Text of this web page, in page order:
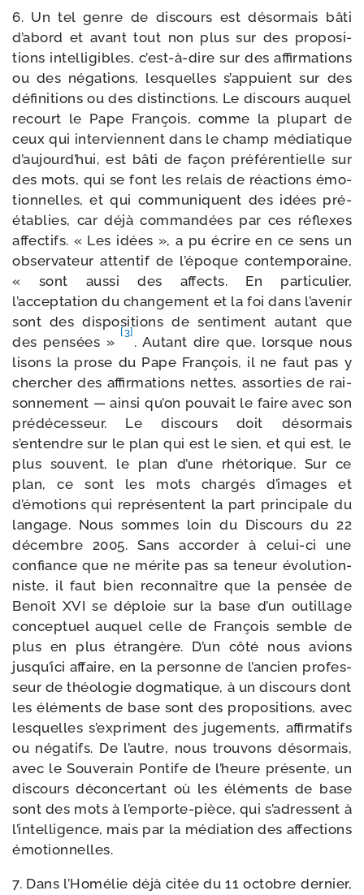
6. Un tel genre de dis­cours est désor­mais bâti
d’abord et avant tout non plus sur des pro­po­si­
tions intel­li­gibles, c’est-à-dire sur des affir­ma­tions
ou des néga­tions, les­quelles s’appuient sur des
défi­ni­tions ou des dis­tinc­tions. Le dis­cours auquel
recourt le Pape François, comme la plu­part de
ceux qui inter­viennent dans le champ média­tique
d’aujourd’hui, est bâti de façon pré­fé­ren­tielle sur
des mots, qui se font les relais de réac­tions émo­
tion­nelles, et qui com­mu­niquent des idées pré­
éta­blies, car déjà com­man­dées par ces réflexes
affec­tifs. « Les idées », a pu écrire en ce sens un
obser­va­teur atten­tif de l’époque contem­po­raine,
« sont aus­si des affects. En par­ti­cu­lier,
l’acceptation du chan­ge­ment et la foi dans l’avenir
sont des dis­po­si­tions de sen­ti­ment autant que
des pen­sées »
[3]
. Autant dire que, lorsque nous
lisons la prose du Pape François, il ne faut pas y
cher­cher des affir­ma­tions nettes, assor­ties de rai­
son­ne­ment — ain­si qu’on pou­vait le faire avec son
pré­dé­ces­seur. Le dis­cours doit désor­mais
s’entendre sur le plan qui est le sien, et qui est, le
plus sou­vent, le plan d’une rhé­to­rique. Sur ce
plan, ce sont les mots char­gés d’images et
d’émotions qui repré­sentent la part prin­ci­pale du
lan­gage. Nous sommes loin du Discours du 22
décembre 2005. Sans accor­der à celui-​ci une
confiance que ne mérite pas sa teneur évo­lu­tion­
niste, il faut bien recon­naître que la pen­sée de
Benoît XVI se déploie sur la base d’un outillage
concep­tuel auquel celle de François semble de
plus en plus étran­gère. D’un côté nous avions
jusqu’ici affaire, en la per­sonne de l’ancien pro­fes­
seur de théo­lo­gie dog­ma­tique, à un dis­cours dont
les élé­ments de base sont des pro­po­si­tions, avec
les­quelles s’expriment des juge­ments, affir­ma­tifs
ou néga­tifs. De l’autre, nous trou­vons désor­mais,
avec le Souverain Pontife de l’heure pré­sente, un
dis­cours décon­cer­tant où les élé­ments de base
sont des mots à l’emporte-pièce, qui s’adressent à
l’intelligence, mais par la média­tion des affec­tions
émotionnelles.
7. Dans l’Homélie déjà citée du 11 octobre der­nier,